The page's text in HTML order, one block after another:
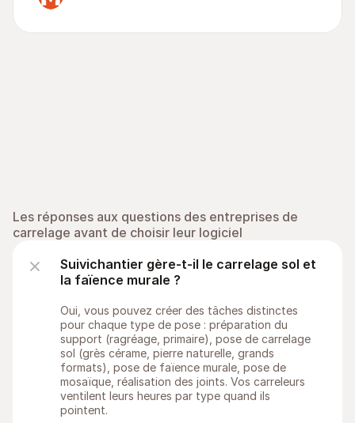
Questions fréquentes sur
le logiciel carreleur
Les réponses aux questions des entreprises de
carrelage avant de choisir leur logiciel
Suivichantier gère-t-il le carrelage sol et
la faïence murale ?
Oui, vous pouvez créer des tâches distinctes
pour chaque type de pose : préparation du
support (ragréage, primaire), pose de carrelage
sol (grès cérame, pierre naturelle, grands
formats), pose de faïence murale, pose de
mosaïque, réalisation des joints. Vos carreleurs
ventilent leurs heures par type quand ils
pointent.